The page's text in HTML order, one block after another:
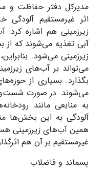
مدیرکل دفتر حفاظت
اثر غیرمستقیم
زیرزمینی هم اشاره کرد:
آبی تغذیه می‌شوند که از
زیرزمینی می‌شود.
می‌تواند بر آب‌های
بگذارد. بسیاری از
می‌شوند. در صورت
به منابعی مانند
آلودگی به این بخش‌ها
همین آب‌های زیرزمینی
غیرمستقیم بر آن هم
پسماند و فاضلاب